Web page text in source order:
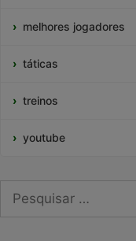
melhores jogadores
táticas
treinos
youtube
Pesquisar